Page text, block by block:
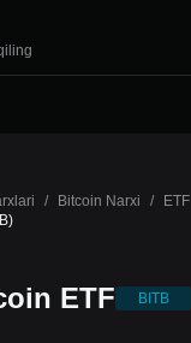
/ Bitcoin Narxi / ETF
ETF BITB